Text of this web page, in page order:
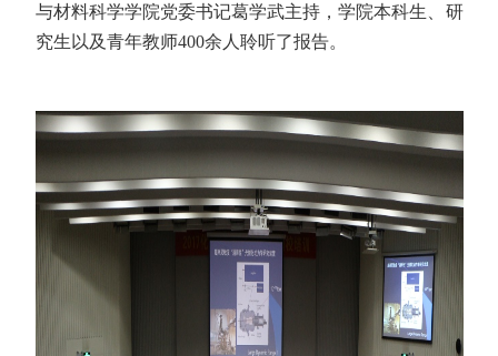
与材料科学学院党委书记葛学武主持，学院本科生、研
究生以及青年教师400余人聆听了报告。